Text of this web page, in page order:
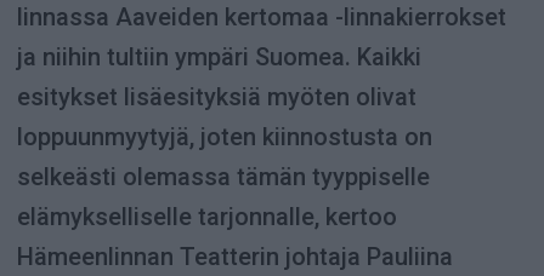
linnassa Aaveiden kertomaa -linnakierrokset
ja niihin tultiin ympäri Suomea. Kaikki
esitykset lisäesityksiä myöten olivat
loppuunmyytyjä, joten kiinnostusta on
selkeästi olemassa tämän tyyppiselle
elämykselliselle tarjonnalle, kertoo
Hämeenlinnan Teatterin johtaja Pauliina